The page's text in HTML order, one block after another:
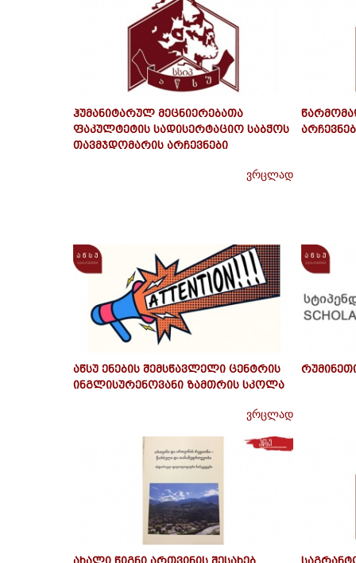
ჰუმანიტარულ მეცნიერებათა
ფაკულტეტის სადისერტაციო საბჭოს
თავმჯდომარის არჩევნები
ვრცლად
აწსუ ენების შემსწავლელი ცენტრის
ინგლისურენოვანი ზამთრის სკოლა
ვრცლად